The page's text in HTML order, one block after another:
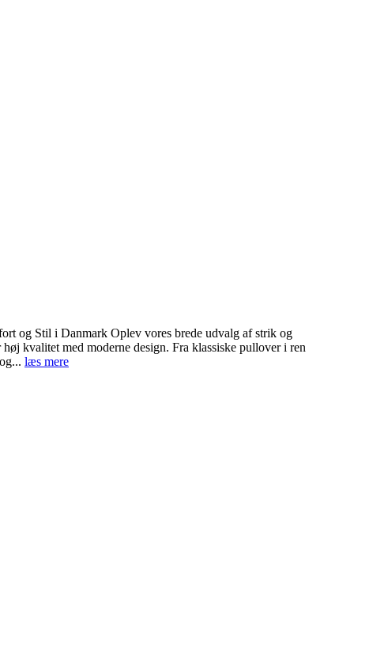
og Stil i Danmark Oplev vores brede udvalg af strik og
kvalitet med moderne design. Fra klassiske pullover i ren
læs mere